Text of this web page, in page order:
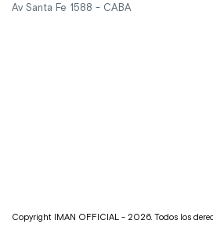
Av Santa Fe 1588 - CABA
Copyright IMAN OFFICIAL - 2026. Todos los